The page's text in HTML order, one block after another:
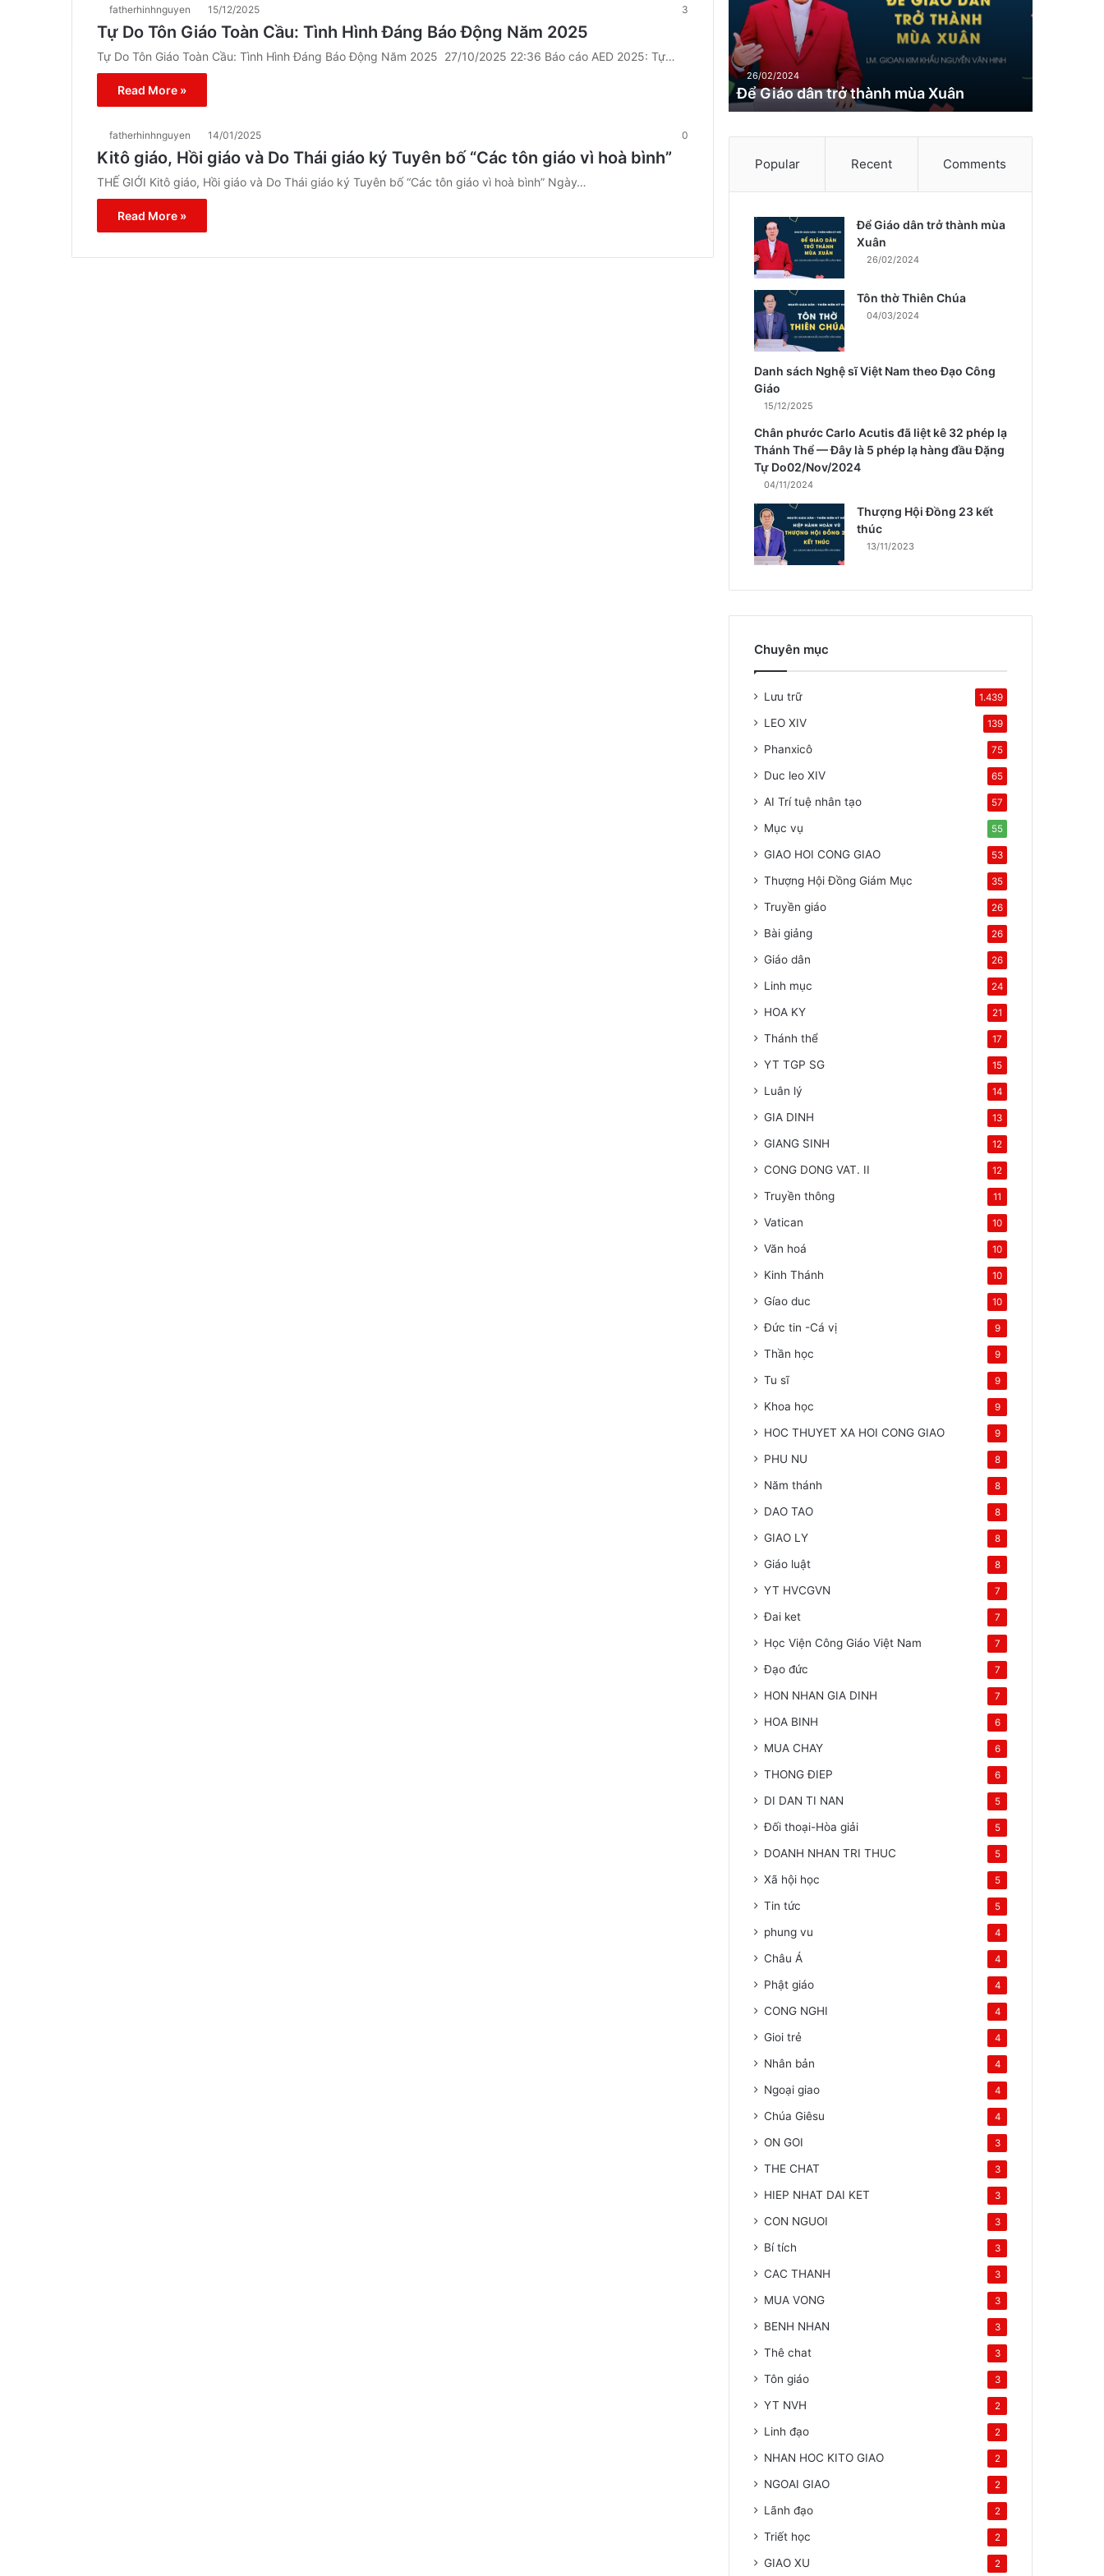
fatherhinhnguyen 15/12/2025 3
Tự Do Tôn Giáo Toàn Cầu: Tình Hình Đáng Báo Động Năm 2025
Tự Do Tôn Giáo Toàn Cầu: Tình Hình Đáng Báo Động Năm 2025 27/10/2025 22:36 Báo cáo AED 2025: Tự…
Read More »
fatherhinhnguyen 14/01/2025 0
Kitô giáo, Hồi giáo và Do Thái giáo ký Tuyên bố “Các tôn giáo vì hoà bình”
THẾ GIỚI Kitô giáo, Hồi giáo và Do Thái giáo ký Tuyên bố “Các tôn giáo vì hoà bình” Ngày…
Read More »
d
â
n
t
r
26/02/2024
Để Giáo dân trở thành mùa Xuân
Popular Recent Comments
Để Giáo dân trở thành mùa
Xuân
26/02/2024
Tôn thờ Thiên Chúa
04/03/2024
Danh sách Nghệ sĩ Việt Nam theo Đạo Công
Giáo
15/12/2025
Chân phước Carlo Acutis đã liệt kê 32 phép lạ
Thánh Thể — Đây là 5 phép lạ hàng đầu Đặng
Tự Do02/Nov/2024
04/11/2024
Thượng Hội Đồng 23 kết
thúc
13/11/2023
Chuyên mục
Lưu trữ 1.439
LEO XIV 139
Phanxicô 75
Duc leo XIV 65
AI Trí tuệ nhân tạo 57
Mục vụ 55
GIAO HOI CONG GIAO 53
Thượng Hội Đồng Giám Mục 35
Truyền giáo 26
Bài giảng 26
Giáo dân 26
Linh mục 24
HOA KY 21
Thánh thể 17
YT TGP SG 15
Luân lý 14
GIA DINH 13
GIANG SINH 12
CONG DONG VAT. II 12
Truyền thông 11
Vatican 10
Văn hoá 10
Kinh Thánh 10
Gíao duc 10
Đức tin -Cá vị 9
Thần học 9
Tu sĩ 9
Khoa học 9
HOC THUYET XA HOI CONG GIAO 9
PHU NU 8
Năm thánh 8
DAO TAO 8
GIAO LY 8
Giáo luật 8
YT HVCGVN 7
Đai ket 7
Học Viện Công Giáo Việt Nam 7
Đạo đức 7
HON NHAN GIA DINH 7
HOA BINH 6
MUA CHAY 6
THONG ĐIEP 6
DI DAN TI NAN 5
Đối thoại-Hòa giải 5
DOANH NHAN TRI THUC 5
Xã hội học 5
Tin tức 5
phung vu 4
Châu Á 4
Phật giáo 4
CONG NGHI 4
Gioi trẻ 4
Nhân bản 4
Ngoại giao 4
Chúa Giêsu 4
ON GOI 3
THE CHAT 3
HIEP NHAT DAI KET 3
CON NGUOI 3
Bí tích 3
CAC THANH 3
MUA VONG 3
BENH NHAN 3
Thê chat 3
Tôn giáo 3
YT NVH 2
Linh đạo 2
NHAN HOC KITO GIAO 2
NGOAI GIAO 2
Lãnh đạo 2
Triết học 2
GIAO XU 2